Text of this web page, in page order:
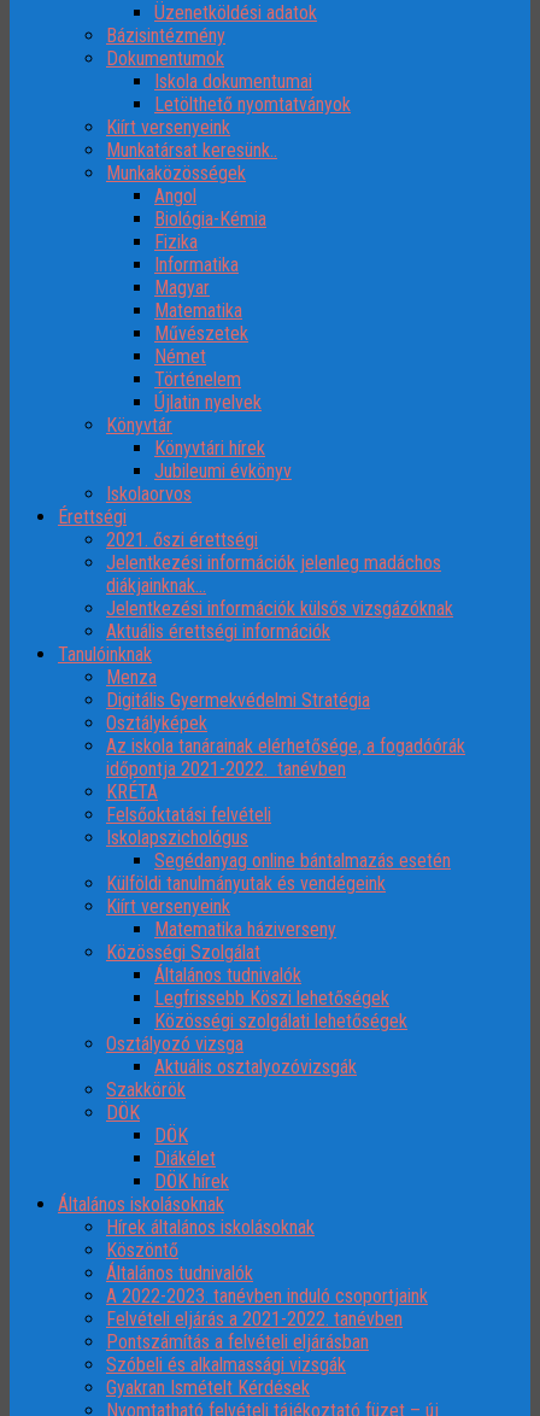
Üzenetköldési adatok
Bázisintézmény
Dokumentumok
Iskola dokumentumai
Letölthető nyomtatványok
Kiírt versenyeink
Munkatársat keresünk..
Munkaközösségek
Angol
Biológia-Kémia
Fizika
Informatika
Magyar
Matematika
Művészetek
Német
Történelem
Újlatin nyelvek
Könyvtár
Könyvtári hírek
Jubileumi évkönyv
Iskolaorvos
Érettségi
2021. őszi érettségi
Jelentkezési információk jelenleg madáchos
diákjainknak…
Jelentkezési információk külsős vizsgázóknak
Aktuális érettségi információk
Tanulóinknak
Menza
Digitális Gyermekvédelmi Stratégia
Osztályképek
Az iskola tanárainak elérhetősége, a fogadóórák
időpontja 2021-2022. tanévben
KRÉTA
Felsőoktatási felvételi
Iskolapszichológus
Segédanyag online bántalmazás esetén
Külföldi tanulmányutak és vendégeink
Kiírt versenyeink
Matematika háziverseny
Közösségi Szolgálat
Általános tudnivalók
Legfrissebb Köszi lehetőségek
Közösségi szolgálati lehetőségek
Osztályozó vizsga
Aktuális osztalyozóvizsgák
Szakkörök
DÖK
DÖK
Diákélet
DÖK hírek
Általános iskolásoknak
Hírek általános iskolásoknak
Köszöntő
Általános tudnivalók
A 2022-2023. tanévben induló csoportjaink
Felvételi eljárás a 2021-2022. tanévben
Pontszámítás a felvételi eljárásban
Szóbeli és alkalmassági vizsgák
Gyakran Ismételt Kérdések
Nyomtatható felvételi tájékoztató füzet – új